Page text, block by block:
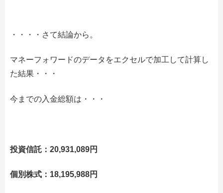
・・・・さて結論から。
マネーフォワードのデータをエクセルで加工して計算し
た結果・・・
今までの入金総額は・・・
投資信託：20,931,089円
個別株式：18,195,988円